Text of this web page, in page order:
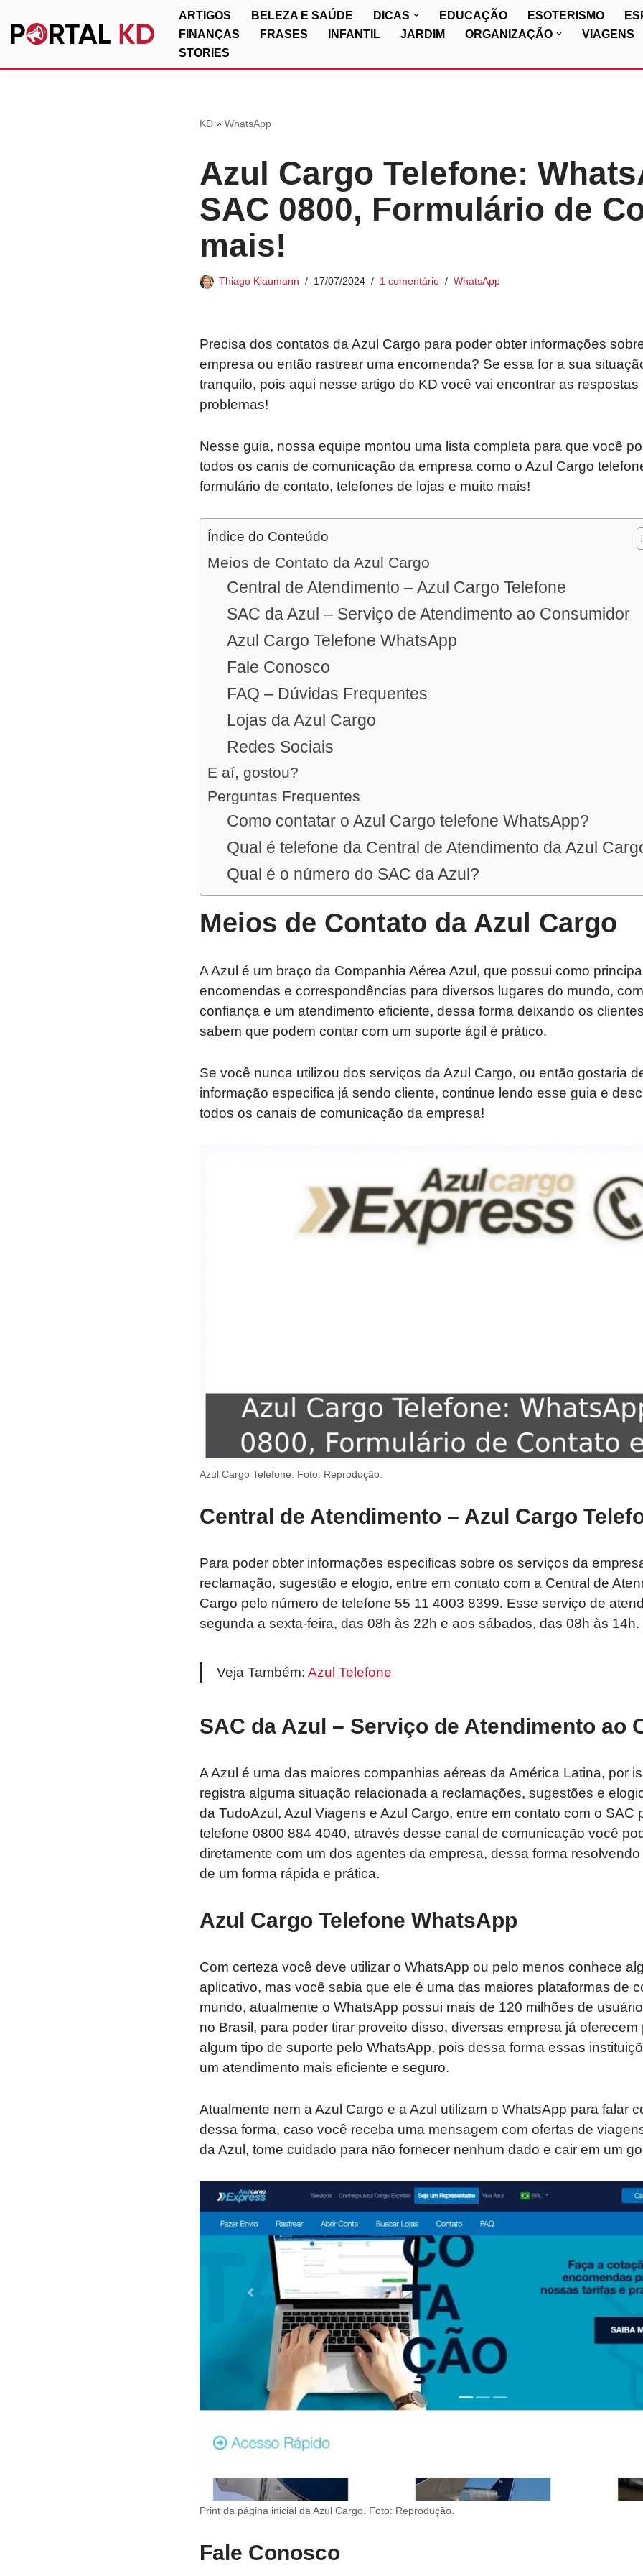
Pular
ARTIGOS BELEZA E SAÚDE DICAS EDUCAÇÃO ESOTERISMO
FINANÇAS
FRASES INFANTIL JARDIM ORGANIZAÇÃO
VIAGENS
STORIES
KD» WhatsApp
Azul Cargo Telefone:
SAC 0800, Formulário de
mais!
Thiago Klaumann 17/07/2024 1 comentário WhatsApp
Precisa dos contatos da Azul Cargo para poder obter informações
empresa ou então rastrear uma encomenda? Se essa for a sua
tranquilo, pois aqui nesse artigo do KD você vai encontrar as
problemas!
Nesse guia, nossa equipe montou uma lista completa para que você
todos os canis de comunicação da empresa como o Azul Cargo
formulário de contato, telefones de lojas e muito mais!
Índice do Conteúdo
Meios de Contato da Azul Cargo
Central de Atendimento – Azul Cargo Telefone
SAC da Azul – Serviço de Atendimento ao Consumidor
Azul Cargo Telefone WhatsApp
Fale Conosco
FAQ – Dúvidas Frequentes
Lojas da Azul Cargo
Redes Sociais
E aí, gostou?
Perguntas Frequentes
Como contatar o Azul Cargo telefone WhatsApp?
Qual é telefone da Central de Atendimento da Azul
Qual é o número do SAC da Azul?
Meios de Contato da Azul Cargo
A Azul é um braço da Companhia Aérea Azul, que possui como
encomendas e correspondências para diversos lugares do mundo,
confiança e um atendimento eficiente, dessa forma deixando os
sabem que podem contar com um suporte ágil é prático.
Se você nunca utilizou dos serviços da Azul Cargo, ou então gostaria
informação especifica já sendo cliente, continue lendo esse guia e
todos os canais de comunicação da empresa!
Azul Cargo Telefone. Foto: Reprodução.
Central de Atendimento – Azul Cargo
Para poder obter informações especificas sobre os serviços da
reclamação, sugestão e elogio, entre em contato com a Central de
Cargo pelo número de telefone 55 11 4003 8399. Esse serviço de
segunda a sexta-feira, das 08h às 22h e aos sábados, das 08h às 14h.
Veja Também: Azul Telefone
SAC da Azul – Serviço de Atendimento ao
A Azul é uma das maiores companhias aéreas da América Latina, por
registra alguma situação relacionada a reclamações, sugestões e
da TudoAzul, Azul Viagens e Azul Cargo, entre em contato com o SAC
telefone 0800 884 4040, através desse canal de comunicação você
diretamente com um dos agentes da empresa, dessa forma
de um forma rápida e prática.
Azul Cargo Telefone WhatsApp
Com certeza você deve utilizar o WhatsApp ou pelo menos conhece
aplicativo, mas você sabia que ele é uma das maiores plataformas de
mundo, atualmente o WhatsApp possui mais de 120 milhões de
no Brasil, para poder tirar proveito disso, diversas empresa já
algum tipo de suporte pelo WhatsApp, pois dessa forma essas
um atendimento mais eficiente e seguro.
Atualmente nem a Azul Cargo e a Azul utilizam o WhatsApp para falar
dessa forma, caso você receba uma mensagem com ofertas de
da Azul, tome cuidado para não fornecer nenhum dado e cair em um
Print da página inicial da Azul Cargo. Foto: Reprodução.
Fale Conosco